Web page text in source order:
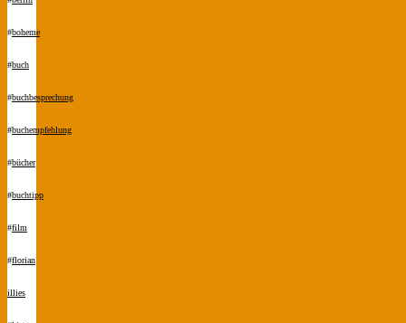
#boheme
#buch
#buchbesprechung
#buchempfehlung
#bücher
#buchtipp
#film
#florian
illies